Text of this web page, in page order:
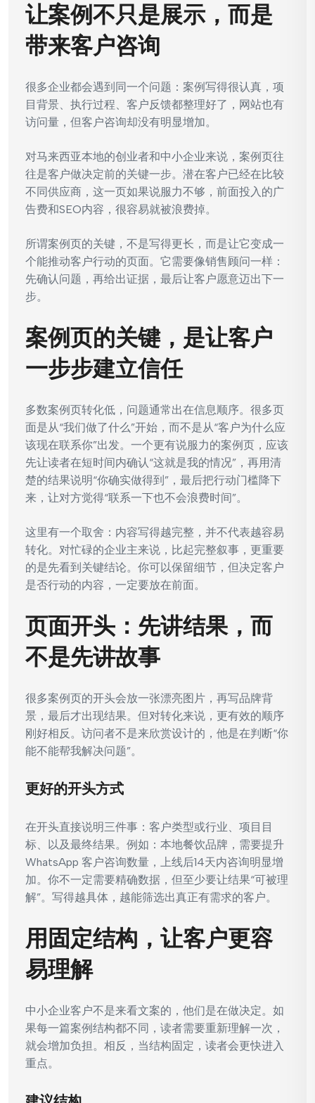
让案例不只是展示，而是
带来客户咨询
很多企业都会遇到同一个问题：案例写得很认真，项
目背景、执行过程、客户反馈都整理好了，网站也有
访问量，但客户咨询却没有明显增加。
对马来西亚本地的创业者和中小企业来说，案例页往
往是客户做决定前的关键一步。潜在客户已经在比较
不同供应商，这一页如果说服力不够，前面投入的广
告费和SEO内容，很容易就被浪费掉。
所谓案例页的关键，不是写得更长，而是让它变成一
个能推动客户行动的页面。它需要像销售顾问一样：
先确认问题，再给出证据，最后让客户愿意迈出下一
步。
案例页的关键，是让客户
一步步建立信任
多数案例页转化低，问题通常出在信息顺序。很多页
面是从“我们做了什么”开始，而不是从“客户为什么应
该现在联系你”出发。一个更有说服力的案例页，应该
先让读者在短时间内确认“这就是我的情况”，再用清
楚的结果说明“你确实做得到”，最后把行动门槛降下
来，让对方觉得“联系一下也不会浪费时间”。
这里有一个取舍：内容写得越完整，并不代表越容易
转化。对忙碌的企业主来说，比起完整叙事，更重要
的是先看到关键结论。你可以保留细节，但决定客户
是否行动的内容，一定要放在前面。
页面开头：先讲结果，而
不是先讲故事
很多案例页的开头会放一张漂亮图片，再写品牌背
景，最后才出现结果。但对转化来说，更有效的顺序
刚好相反。访问者不是来欣赏设计的，他是在判断“你
能不能帮我解决问题”。
更好的开头方式
在开头直接说明三件事：客户类型或行业、项目目
标、以及最终结果。例如：本地餐饮品牌，需要提升
WhatsApp 客户咨询数量，上线后14天内咨询明显增
加。你不一定需要精确数据，但至少要让结果“可被理
解”。写得越具体，越能筛选出真正有需求的客户。
用固定结构，让客户更容
易理解
中小企业客户不是来看文案的，他们是在做决定。如
果每一篇案例结构都不同，读者需要重新理解一次，
就会增加负担。相反，当结构固定，读者会更快进入
重点。